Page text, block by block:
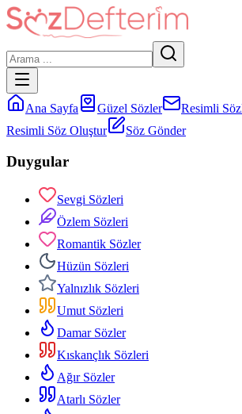
Ana Sayfa Güzel Sözler Resimli
Resimli Söz Oluştur
Söz Gönder
Duygular
Sevgi Sözleri
Özlem Sözleri
Romantik Sözler
Hüzün Sözleri
Yalnızlık Sözleri
Umut Sözleri
Damar Sözler
Kıskançlık Sözleri
Ağır Sözler
Atarlı Sözler